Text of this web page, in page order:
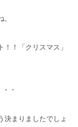
！「クリスマス」
・
決まりましたでしょ